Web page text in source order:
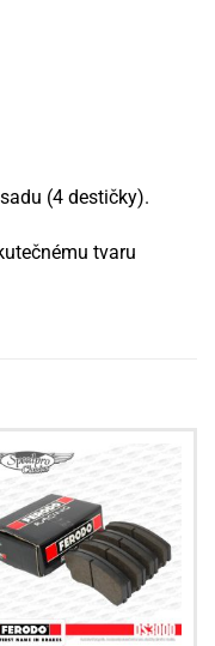
(4 destičky).
tvaru